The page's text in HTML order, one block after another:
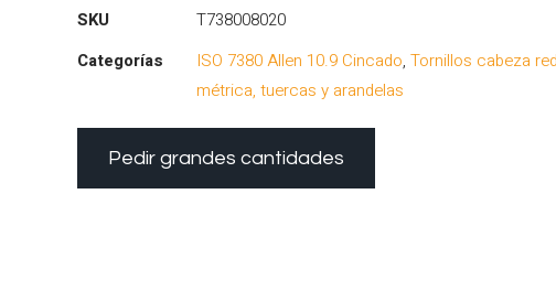
SKU
T738008020
Categorías
ISO 7380 Allen 10.9 Cincado,Tornillos cabeza
métrica, tuercas y arandelas
Pedir grandes cantidades